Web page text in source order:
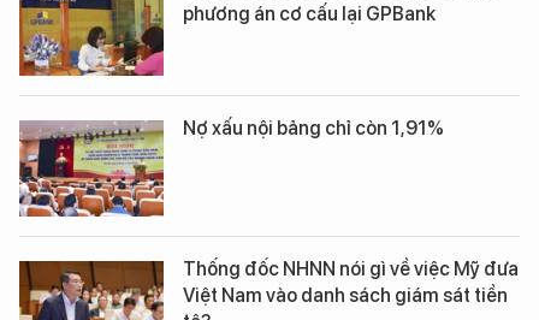
phương án cơ cấu lại GPBank
Nợ xấu nội bảng chỉ còn 1,91%
Thống đốc NHNN nói gì về việc Mỹ đưa
Việt Nam vào danh sách giám sát tiền